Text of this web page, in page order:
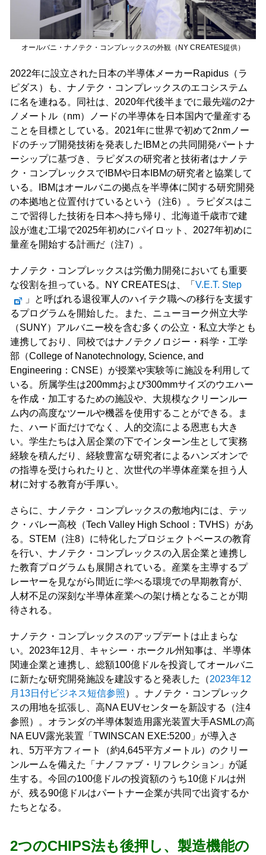
オールバニ・ナノテク・コンプレックスの外観（NY CREATES提供）
2022年に設立された日本の半導体メーカーRapidus（ラ
ピダス）も、ナノテク・コンプレックスのエコシステム
に名を連ねる。同社は、2020年代後半までに最先端の2ナ
ノメートル（nm）ノードの半導体を日本国内で量産する
ことを目標としている。2021年に世界で初めて2nmノー
ドのチップ開発技術を発表したIBMとの共同開発パートナ
ーシップに基づき、ラピダスの研究者と技術者はナノテ
ク・コンプレックスでIBMや日本IBMの研究者と協業して
いる。IBMはオールバニの拠点を半導体に関する研究開発
の本拠地と位置付けているという（注6）。ラピダスはこ
こで習得した技術を日本へ持ち帰り、北海道千歳市で建
設が進む工場で2025年初めにパイロット、2027年初めに
量産を開始する計画だ（注7）。
ナノテク・コンプレックスは労働力開発においても重要
な役割を担っている。NY CREATESは、「 V.E.T. Step
」と呼ばれる退役軍人のハイテク職への移行を支援す
るプログラムを開始した。また、ニューヨーク州立大学
（SUNY）アルバニー校を含む多くの公立・私立大学とも
連携しており、同校ではナノテクノロジー・科学・工学
部（College of Nanotechnology, Science, and
Engineering：CNSE）が授業や実験等に施設を利用して
いる。所属学生は200mmおよび300mmサイズのウエハー
を作成・加工するための施設や、大規模なクリーンルー
ム内の高度なツールや機器を使用することができる。ま
た、ハード面だけでなく、人的交流による恩恵も大き
い。学生たちは入居企業の下でインターン生として実務
経験を積んだり、経験豊富な研究者によるハンズオンで
の指導を受けられたりと、次世代の半導体産業を担う人
材に対する教育が手厚い。
さらに、ナノテク・コンプレックスの敷地内には、テッ
ク・バレー高校（Tech Valley High School：TVHS）があ
る。STEM（注8）に特化したプロジェクトベースの教育
を行い、ナノテク・コンプレックスの入居企業と連携し
た教育プログラムも展開されている。産業を主導するプ
レーヤーを見ながら間近に学べる環境での早期教育が、
人材不足の深刻な半導体産業への架け橋となることが期
待される。
ナノテク・コンプレックスのアップデートは止まらな
い。2023年12月、キャシー・ホークル州知事は、半導体
関連企業と連携し、総額100億ドルを投資してオールバニ
に新たな研究開発施設を建設すると発表した（2023年12
月13日付ビジネス短信参照）。ナノテク・コンプレック
スの用地を拡張し、高NA EUVセンターを新設する（注4
参照）。オランダの半導体製造用露光装置大手ASMLの高
NA EUV露光装置「TWINSCAN EXE:5200」が導入さ
れ、5万平方フィート（約4,645平方メートル）のクリー
ンルームを備えた「ナノファブ・リフレクション」が誕
生する。今回の100億ドルの投資額のうち10億ドルは州
が、残る90億ドルはパートナー企業が共同で出資するか
たちとなる。
2つのCHIPS法も後押し、製造機能の